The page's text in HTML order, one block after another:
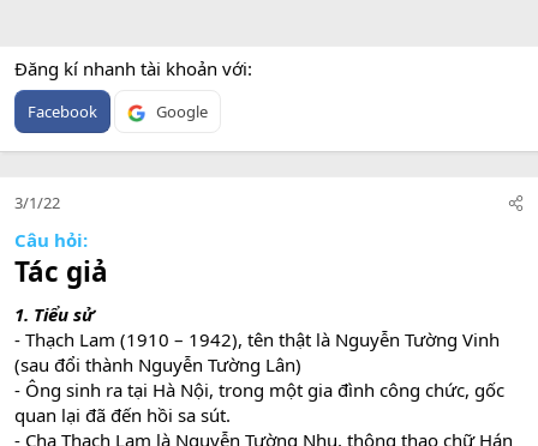
Đăng kí nhanh tài khoản với
Facebook Google
3/1/22
Câu hỏi:
Tác giả
1. Tiểu sử
- Thạch Lam (1910 – 1942), tên thật là Nguyễn Tường Vinh
(sau đổi thành Nguyễn Tường Lân)
- Ông sinh ra tại Hà Nội, trong một gia đình công chức, gốc
quan lại đã đến hồi sa sút.
- Cha Thạch Lam là Nguyễn Tường Nhu, thông thạo chữ Hán